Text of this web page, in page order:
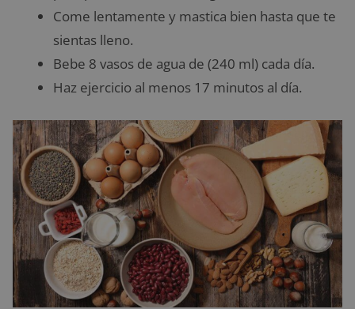
Come lentamente y mastica bien hasta que te
sientas lleno.
Bebe 8 vasos de agua de (240 ml) cada día.
Haz ejercicio al menos 17 minutos al día.